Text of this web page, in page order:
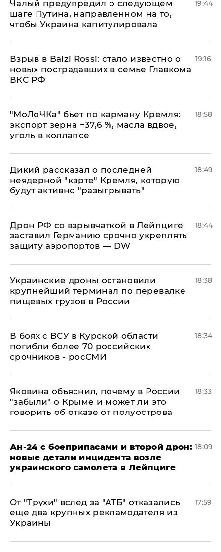
Чалый предупредил о следующем
шаге Путина, направленном на то,
чтобы Украина капитулировала
19:44
Взрыв в Balzi Rossi: стало известно о
новых пострадавших в семье Главкома
ВКС РФ
19:16
​"МоЛоЧКа" бьет по карману Кремля:
экспорт зерна −37,6 %, масла вдвое,
уголь в коллапсе
18:58
Дикий рассказал о последней
неядерной "карте" Кремля, которую
будут активно "разыгрывать"
18:49
​Дрон РФ со взрывчаткой в Лейпциге
заставил Германию срочно укреплять
защиту аэропортов — DW
18:44
Украинские дроны остановили
крупнейший терминал по перевалке
пищевых грузов в России
18:38
В боях с ВСУ в Курской области
погибли более 70 российских
срочников - росСМИ
18:34
Яковина объяснил, почему в России
"забыли" о Крыме и может ли это
говорить об отказе от полуострова
18:33
Ан-24 с боеприпасами и второй дрон:
новые детали инцидента возле
украинского самолета в Лейпциге
18:09
От "Трухи" вслед за "АТБ" отказались
еще два крупных рекламодателя из
Украины
17:59